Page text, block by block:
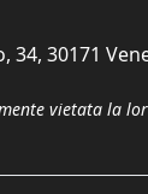
30171
vietata la